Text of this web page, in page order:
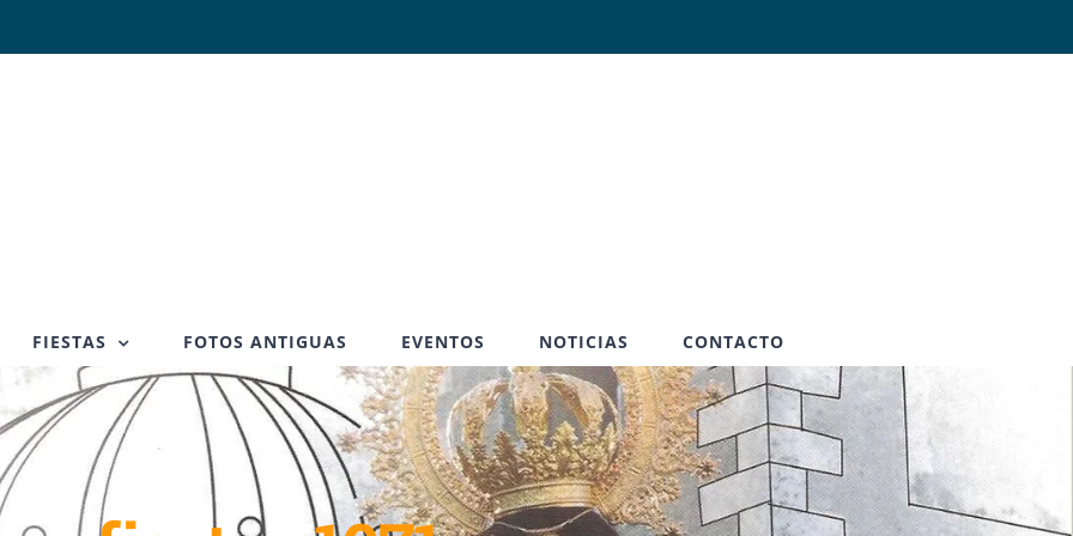
FIESTAS FOTOS ANTIGUAS EVENTOS NOTICIAS CONTACTO